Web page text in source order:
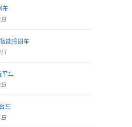
车
能捣固车
平车
车